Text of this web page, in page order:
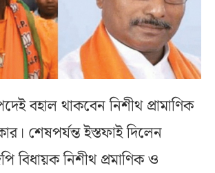
বহাল থাকবেন নিশীথ প্রামাণিক
শেষপর্যন্ত ইস্তফাই দিলেন
বিধায়ক নিশীথ প্রমাণিক ও